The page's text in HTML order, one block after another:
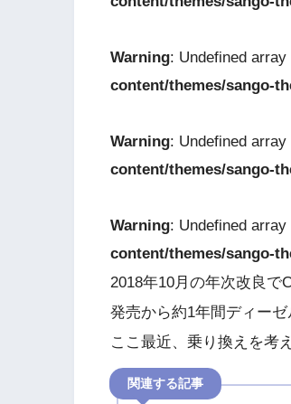
Warning: Undefined
content/themes/sango-
Warning: Undefined
content/themes/sango-
Warning: Undefined
content/themes/sango-
2018年10月の年次改良で
発売から約1年間ディー
ここ最近、乗り換えを考